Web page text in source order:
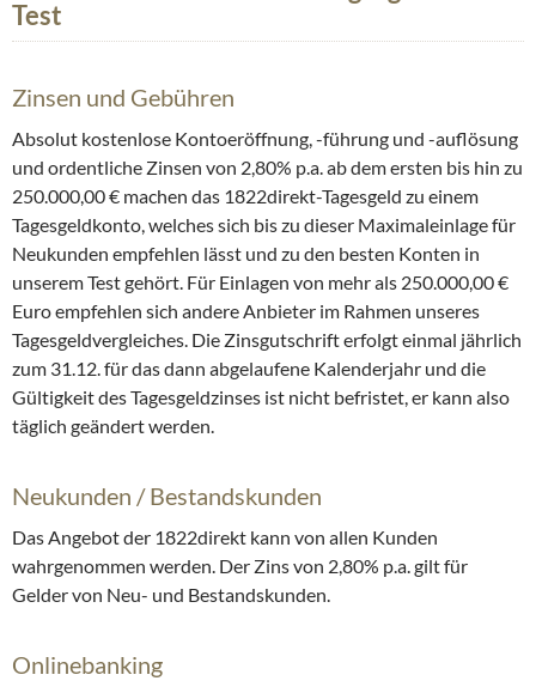
Test
Zinsen und Gebühren
Absolut kostenlose Kontoeröffnung, -führung und -auflösung
und ordentliche Zinsen von 2,80% p.a. ab dem ersten bis hin zu
250.000,00 € machen das 1822direkt-Tagesgeld zu einem
Tagesgeldkonto, welches sich bis zu dieser Maximaleinlage für
Neukunden empfehlen lässt und zu den besten Konten in
unserem Test gehört. Für Einlagen von mehr als 250.000,00 €
Euro empfehlen sich andere Anbieter im Rahmen unseres
Tagesgeldvergleiches. Die Zinsgutschrift erfolgt einmal jährlich
zum 31.12. für das dann abgelaufene Kalenderjahr und die
Gültigkeit des Tagesgeldzinses ist nicht befristet, er kann also
täglich geändert werden.
Neukunden / Bestandskunden
Das Angebot der 1822direkt kann von allen Kunden
wahrgenommen werden. Der Zins von 2,80% p.a. gilt für
Gelder von Neu- und Bestandskunden.
Onlinebanking